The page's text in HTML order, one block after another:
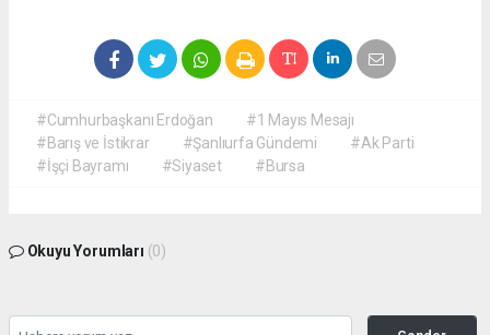
#Cumhurbaşkanı Erdoğan
#1 Mayıs Mesajı
#Barış ve İstikrar
#Şanlıurfa Gündemi
#Ak Parti
#İşçi Bayramı
#Siyaset #Bursa
Okuyu Yorumları (0)